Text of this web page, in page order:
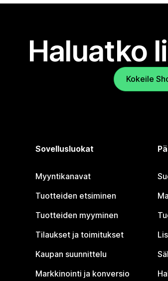
Haluatko
Kokeile
Sovellusluokat
Myyntikanavat
Tuotteiden etsiminen
Tuotteiden myyminen
Tilaukset ja toimitukset
Kaupan suunnittelu
Markkinointi ja konversio